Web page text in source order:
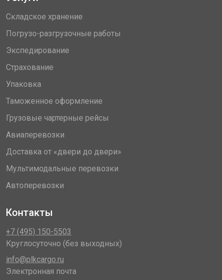
Складское хранение
Погрузо-разгрузочные работы
Экспедирование
Страхование
Упаковка
Таможенное оформление
Грузовые чартерные рейсы
Авиаперевозки
Доставка от «двери до двери»
Мультимодальные перевозки
Автоперевозки
Контакты
+7 (495) 150-5503
Круглосуточно (без выходных)
info@plkcargo.ru
Электронная почта